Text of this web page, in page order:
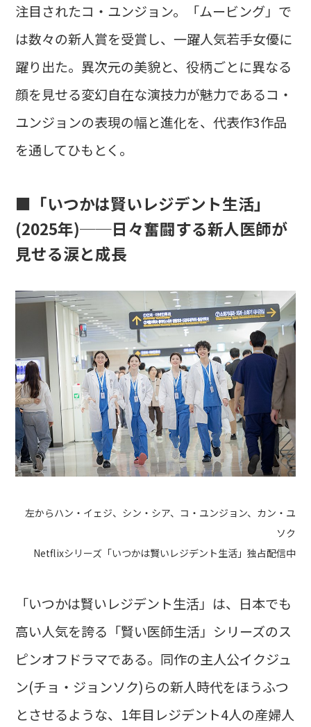
注目されたコ・ユンジョン。「ムービング」で
は数々の新人賞を受賞し、一躍人気若手女優に
躍り出た。異次元の美貌と、役柄ごとに異なる
顔を見せる変幻自在な演技力が魅力であるコ・
ユンジョンの表現の幅と進化を、代表作3作品
を通してひもとく。
■「いつかは賢いレジデント生活」
(2025年)──日々奮闘する新人医師が
見せる涙と成長
左からハン・イェジ、シン・シア、コ・ユンジョン、カン・ユ
ソク
Netflixシリーズ「いつかは賢いレジデント生活」独占配信中
「いつかは賢いレジデント生活」は、日本でも
高い人気を誇る「賢い医師生活」シリーズのス
ピンオフドラマである。同作の主人公イクジュ
ン(チョ・ジョンソク)らの新人時代をほうふつ
とさせるような、1年目レジデント4人の産婦人